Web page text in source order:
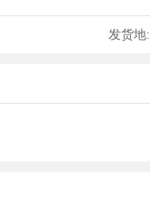
发货地: